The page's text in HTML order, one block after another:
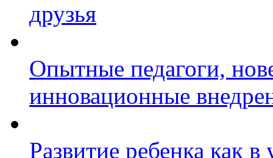
друзья
Опытные педагоги,
инновационные
Развитие ребенка как